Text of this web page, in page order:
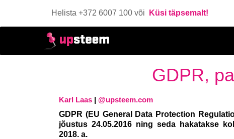
Helista +372 6007 100 või Küsi täpsemalt!
GDPR,
Karl Laas | @upsteem.com
GDPR (EU General Data Protection
jõustus 24.05.2016 ning seda hakatakse
2018. a.